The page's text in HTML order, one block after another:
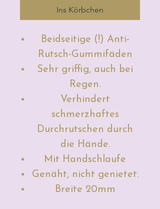
Ins Körbchen
Beidseitige (!) Anti-
Rutsch-Gummifäden
Sehr griffig, auch bei
Regen.
Verhindert
schmerzhaftes
Durchrutschen durch
die Hände.
Mit Handschlaufe
Genäht, nicht genietet.
Breite 20mm